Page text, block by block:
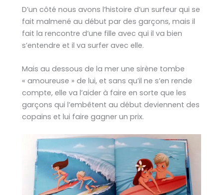
D’un côté nous avons l’histoire d’un surfeur qui se
fait malmené au début par des garçons, mais il
fait la rencontre d’une fille avec qui il va bien
s’entendre et il va surfer avec elle.
Mais au dessous de la mer une sirène tombe
« amoureuse » de lui, et sans qu’il ne s’en rende
compte, elle va l’aider à faire en sorte que les
garçons qui l’embêtent au début deviennent des
copains et lui faire gagner un prix.